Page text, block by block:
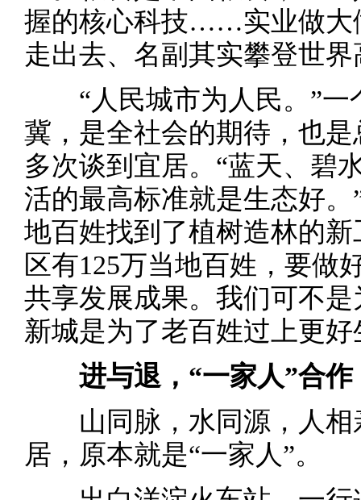
握的核心科技……实业做大
走出去、名副其实攀登世界
“人民城市为人民。”一
冀，是全社会的期待，也
多次谈到宜居。“蓝天、碧
活的最高标准就是生态好
地百姓找到了植树造林的
区有125万当地百姓，要做
共享发展成果。我们可不
新城是为了老百姓过上更好
进与退，“一家人”合作
山同脉，水同源，人相
居，原本就是“一家人”。